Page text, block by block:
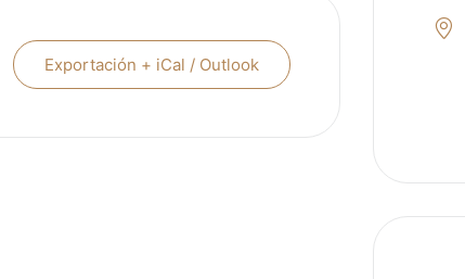
Exportación + iCal / Outlook